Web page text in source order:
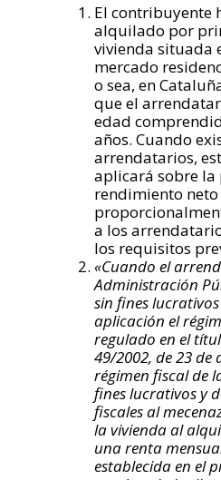
El contribuyente
alquilado por
vivienda situada
mercado
o sea, en
que el
edad
años. Cuando
arrendatarios,
aplicará sobre la
rendimiento
a los
los requisitos
«Cuando el
Administración
sin fines
aplicación el
regulado en el
49/2002, de 23 de
régimen fiscal de
fines lucrativos y
fiscales al
la vivienda al
una renta
establecida en el